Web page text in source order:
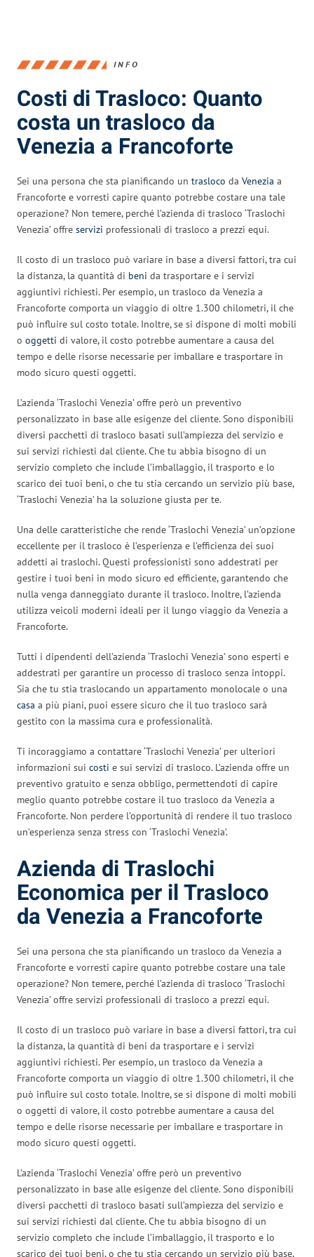
INFO
Costi di Trasloco: Quanto
costa un trasloco da
Venezia a Francoforte
Sei una persona che sta pianificando un trasloco da Venezia a
Francoforte e vorresti capire quanto potrebbe costare una tale
operazione? Non temere, perché l’azienda di trasloco ‘Traslochi
Venezia’ offre servizi professionali di trasloco a prezzi equi.
Il costo di un trasloco può variare in base a diversi fattori, tra cui
la distanza, la quantità di beni da trasportare e i servizi
aggiuntivi richiesti. Per esempio, un trasloco da Venezia a
Francoforte comporta un viaggio di oltre 1.300 chilometri, il che
può influire sul costo totale. Inoltre, se si dispone di molti mobili
o oggetti di valore, il costo potrebbe aumentare a causa del
tempo e delle risorse necessarie per imballare e trasportare in
modo sicuro questi oggetti.
L’azienda ‘Traslochi Venezia’ offre però un preventivo
personalizzato in base alle esigenze del cliente. Sono disponibili
diversi pacchetti di trasloco basati sull’ampiezza del servizio e
sui servizi richiesti dal cliente. Che tu abbia bisogno di un
servizio completo che include l’imballaggio, il trasporto e lo
scarico dei tuoi beni, o che tu stia cercando un servizio più base,
‘Traslochi Venezia’ ha la soluzione giusta per te.
Una delle caratteristiche che rende ‘Traslochi Venezia’ un’opzione
eccellente per il trasloco è l’esperienza e l’efficienza dei suoi
addetti ai traslochi. Questi professionisti sono addestrati per
gestire i tuoi beni in modo sicuro ed efficiente, garantendo che
nulla venga danneggiato durante il trasloco. Inoltre, l’azienda
utilizza veicoli moderni ideali per il lungo viaggio da Venezia a
Francoforte.
Tutti i dipendenti dell’azienda ‘Traslochi Venezia’ sono esperti e
addestrati per garantire un processo di trasloco senza intoppi.
Sia che tu stia traslocando un appartamento monolocale o una
casa a più piani, puoi essere sicuro che il tuo trasloco sarà
gestito con la massima cura e professionalità.
Ti incoraggiamo a contattare ‘Traslochi Venezia’ per ulteriori
informazioni sui costi e sui servizi di trasloco. L’azienda offre un
preventivo gratuito e senza obbligo, permettendoti di capire
meglio quanto potrebbe costare il tuo trasloco da Venezia a
Francoforte. Non perdere l’opportunità di rendere il tuo trasloco
un’esperienza senza stress con ‘Traslochi Venezia’.
Azienda di Traslochi
Economica per il Trasloco
da Venezia a Francoforte
Sei una persona che sta pianificando un trasloco da Venezia a
Francoforte e vorresti capire quanto potrebbe costare una tale
operazione? Non temere, perché l’azienda di trasloco ‘Traslochi
Venezia’ offre servizi professionali di trasloco a prezzi equi.
Il costo di un trasloco può variare in base a diversi fattori, tra cui
la distanza, la quantità di beni da trasportare e i servizi
aggiuntivi richiesti. Per esempio, un trasloco da Venezia a
Francoforte comporta un viaggio di oltre 1.300 chilometri, il che
può influire sul costo totale. Inoltre, se si dispone di molti mobili
o oggetti di valore, il costo potrebbe aumentare a causa del
tempo e delle risorse necessarie per imballare e trasportare in
modo sicuro questi oggetti.
L’azienda ‘Traslochi Venezia’ offre però un preventivo
personalizzato in base alle esigenze del cliente. Sono disponibili
diversi pacchetti di trasloco basati sull’ampiezza del servizio e
sui servizi richiesti dal cliente. Che tu abbia bisogno di un
servizio completo che include l’imballaggio, il trasporto e lo
scarico dei tuoi beni, o che tu stia cercando un servizio più base,